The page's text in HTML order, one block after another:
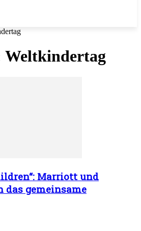
Weltkindertag
Marriott und
das gemeinsame